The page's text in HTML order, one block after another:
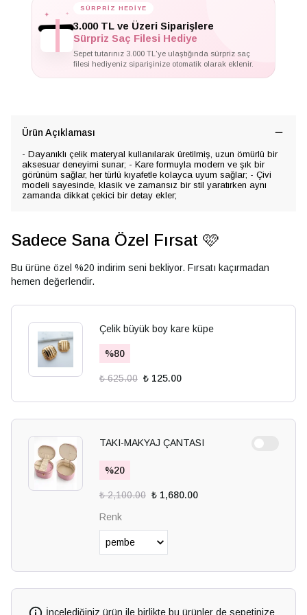
✦ SÜRPRİZ HEDİYE
3.000 TL ve Üzeri Siparişlere
Sürpriz Saç Filesi Hediye
Sepet tutarınız 3.000 TL'ye ulaştığında sürpriz saç
filesi hediyeniz siparişinize otomatik olarak eklenir.
Ürün Açıklaması
- Dayanıklı çelik materyal kullanılarak üretilmiş, uzun ömürlü bir
aksesuar deneyimi sunar; - Kare formuyla modern ve şık bir
görünüm sağlar, her türlü kıyafetle kolayca uyum sağlar; - Çivi
modeli sayesinde, klasik ve zamansız bir stil yaratırken aynı
zamanda dikkat çekici bir detay ekler;
Sadece Sana Özel Fırsat 🩷
Bu ürüne özel %20 indirim seni bekliyor. Fırsatı kaçırmadan
hemen değerlendir.
Çelik büyük boy kare küpe
%80
₺ 625.00 ₺ 125.00
TAKI-MAKYAJ ÇANTASI
%20
₺ 2,100.00 ₺ 1,680.00
Renk
İncelediğiniz ürün ile birlikte bu ürünler de sepetinize